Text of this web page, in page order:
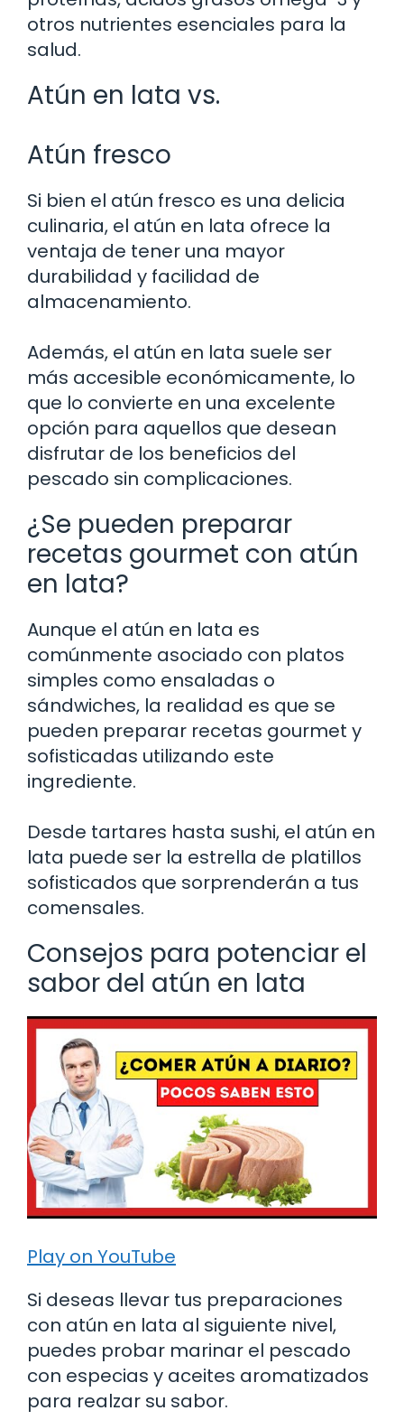
otros nutrientes esenciales para la
salud.
Atún en lata vs.
Atún fresco
Si bien el atún fresco es una delicia
culinaria, el atún en lata ofrece la
ventaja de tener una mayor
durabilidad y facilidad de
almacenamiento.
Además, el atún en lata suele ser
más accesible económicamente, lo
que lo convierte en una excelente
opción para aquellos que desean
disfrutar de los beneficios del
pescado sin complicaciones.
¿Se pueden preparar
recetas gourmet con atún
en lata?
Aunque el atún en lata es
comúnmente asociado con platos
simples como ensaladas o
sándwiches, la realidad es que se
pueden preparar recetas gourmet y
sofisticadas utilizando este
ingrediente.
Desde tartares hasta sushi, el atún en
lata puede ser la estrella de platillos
sofisticados que sorprenderán a tus
comensales.
Consejos para potenciar el
sabor del atún en lata
Play on YouTube
Si deseas llevar tus preparaciones
con atún en lata al siguiente nivel,
puedes probar marinar el pescado
con especias y aceites aromatizados
para realzar su sabor.